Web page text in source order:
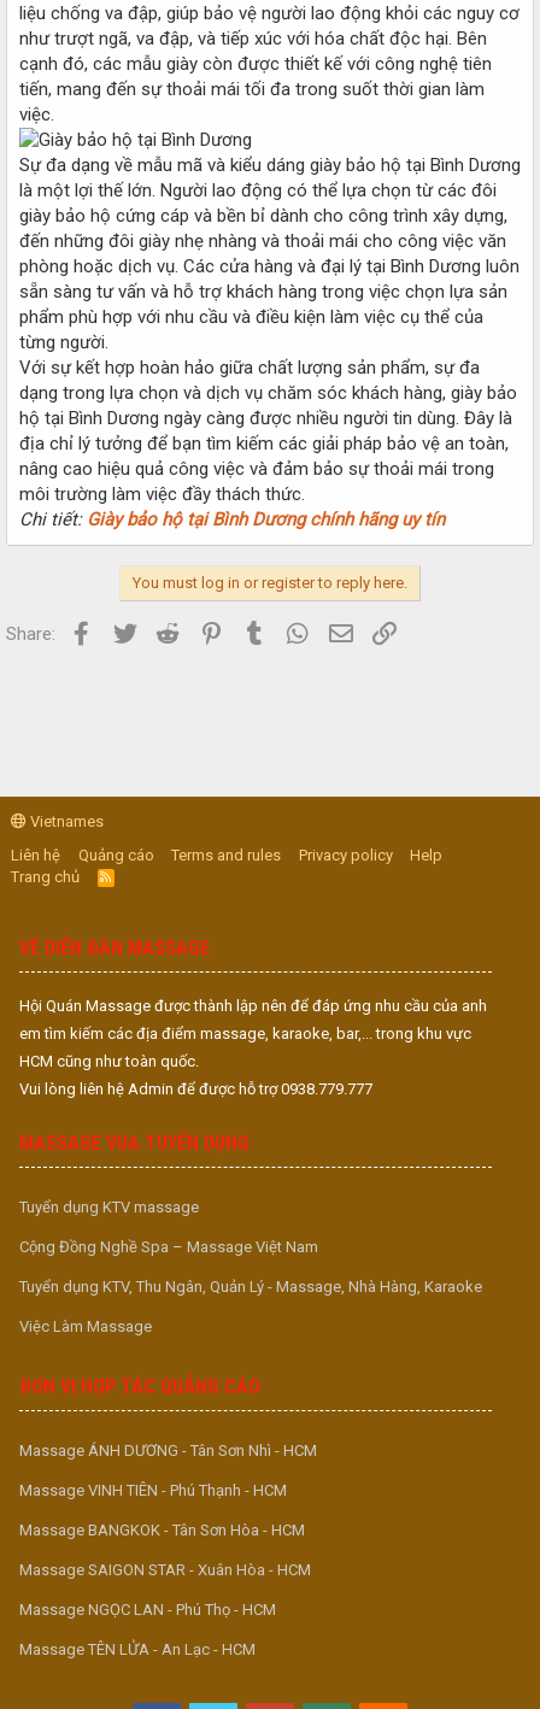
liệu chống va đập, giúp bảo vệ người lao động khỏi các nguy cơ
như trượt ngã, va đập, và tiếp xúc với hóa chất độc hại. Bên
cạnh đó, các mẫu giày còn được thiết kế với công nghệ tiên
tiến, mang đến sự thoải mái tối đa trong suốt thời gian làm
việc.
Sự đa dạng về mẫu mã và kiểu dáng giày bảo hộ tại Bình Dương
là một lợi thế lớn. Người lao động có thể lựa chọn từ các đôi
giày bảo hộ cứng cáp và bền bỉ dành cho công trình xây dựng,
đến những đôi giày nhẹ nhàng và thoải mái cho công việc văn
phòng hoặc dịch vụ. Các cửa hàng và đại lý tại Bình Dương luôn
sẵn sàng tư vấn và hỗ trợ khách hàng trong việc chọn lựa sản
phẩm phù hợp với nhu cầu và điều kiện làm việc cụ thể của
từng người.
Với sự kết hợp hoàn hảo giữa chất lượng sản phẩm, sự đa
dạng trong lựa chọn và dịch vụ chăm sóc khách hàng, giày bảo
hộ tại Bình Dương ngày càng được nhiều người tin dùng. Đây là
địa chỉ lý tưởng để bạn tìm kiếm các giải pháp bảo vệ an toàn,
nâng cao hiệu quả công việc và đảm bảo sự thoải mái trong
môi trường làm việc đầy thách thức.
Chi tiết: Giày bảo hộ tại Bình Dương chính hãng uy tín
You must log in or register to reply here.
Share: Facebook
Twitter Reddit PinterestTumblr WhatsApp
Email
Vietnames
Liên hệ
Quảng cáo Terms and rules Privacy policy
Help
Trang chủ
R
S
VỀ DIỄN ĐÀN MASSAGE
Hội Quán Massage được thành lập nên để đáp ứng nhu cầu của anh
em tìm kiếm các địa điểm massage, karaoke, bar,... trong khu vực
HCM cũng như toàn quốc.
Vui lòng liên hệ Admin để được hỗ trợ 0938.779.777
MASSAGE VUA TUYỂN DỤNG
Tuyển dụng KTV massage
Cộng Đồng Nghề Spa – Massage Việt Nam
Tuyển dụng KTV, Thu Ngân, Quản Lý - Massage, Nhà Hàng, Karaoke
Việc Làm Massage
ĐƠN VỊ HỢP TÁC QUẢNG CÁO
Massage ÁNH DƯƠNG - Tân Sơn Nhì - HCM
Massage VINH TIÊN - Phú Thạnh - HCM
Massage BANGKOK - Tân Sơn Hòa - HCM
Massage SAIGON STAR - Xuân Hòa - HCM
Massage NGỌC LAN - Phú Thọ - HCM
Massage TÊN LỬA - An Lạc - HCM